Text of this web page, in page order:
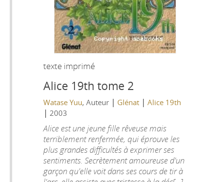
texte imprimé
Alice 19th tome 2
Watase Yuu, Auteur | Glénat |Alice 19th
| 2003
Alice est une jeune fille rêveuse mais
terriblement renfermée, qui éprouve les
plus grandes difficultés à exprimer ses
sentiments. Secrètement amoureuse d'un
garçon qu'elle voit dans ses cours de tir à